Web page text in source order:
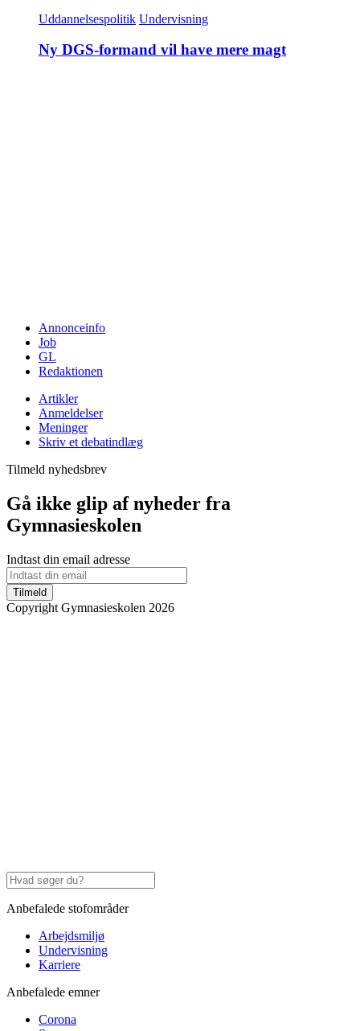
Uddannelsespolitik Undervisning
Ny DGS-formand vil have mere magt
Annonceinfo
Job
GL
Redaktionen
Artikler
Anmeldelser
Meninger
Skriv et debatindlæg
Tilmeld nyhedsbrev
Gå ikke glip af nyheder fra
Gymnasieskolen
Indtast din email adresse
Tilmeld
Copyright Gymnasieskolen 2026
Anbefalede stofområder
Arbejdsmiljø
Undervisning
Karriere
Anbefalede emner
Corona